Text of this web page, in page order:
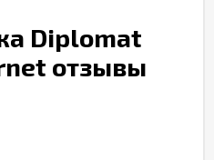
Diplomat
отзывы